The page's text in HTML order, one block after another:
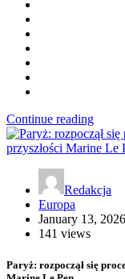
Continue reading
Redakcja
Europa
January 13, 2026
141 views
Paryż: rozpoczął się